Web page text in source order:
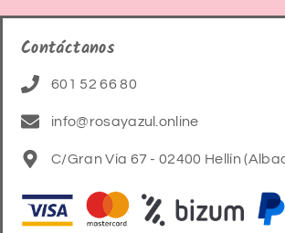
Contáctanos
601 52 66 80
info@rosayazul.online
C/Gran Vía 67 - 02400 Hellín